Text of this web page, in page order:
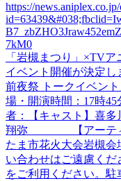
https://
7kM0
「岩槻まつり」×TV
イベント開催が決定し
前夜祭 トークイベン
場・開演時間：17時
者：【キャスト】喜多
翔弥 【アーティス
たま市花火大会岩槻
い合わせはご遠慮く
をご利用ください。